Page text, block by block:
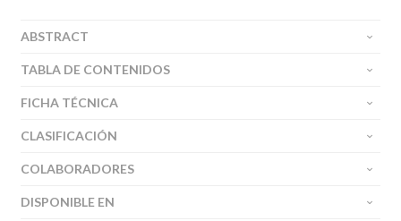
ABSTRACT
TABLA DE CONTENIDOS
FICHA TÉCNICA
CLASIFICACIÓN
COLABORADORES
DISPONIBLE EN